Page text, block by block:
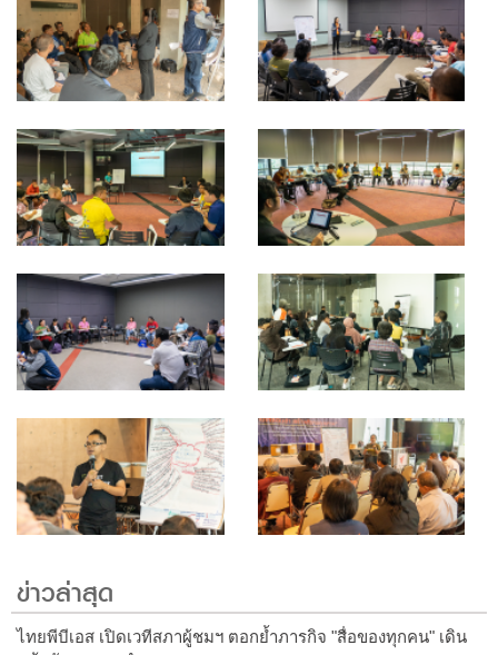
ข่าวล่าสุด
ไทยพีบีเอส เปิดเวทีสภาผู้ชมฯ ตอกย้ำภารกิจ "สื่อของทุกคน" เดิน